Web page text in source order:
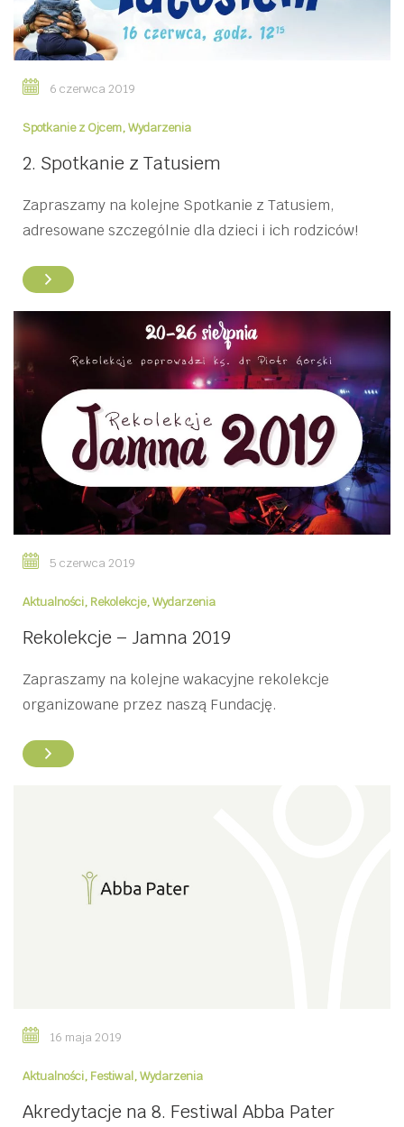
6 czerwca 2019
Spotkanie z Ojcem,Wydarzenia
2. Spotkanie z Tatusiem
Zapraszamy na kolejne Spotkanie z Tatusiem,
adresowane szczególnie dla dzieci i ich rodziców!
5 czerwca 2019
Aktualności, Rekolekcje,Wydarzenia
Rekolekcje – Jamna 2019
Zapraszamy na kolejne wakacyjne rekolekcje
organizowane przez naszą Fundację.
16 maja 2019
Aktualności, Festiwal,Wydarzenia
Akredytacje na 8. Festiwal Abba Pater